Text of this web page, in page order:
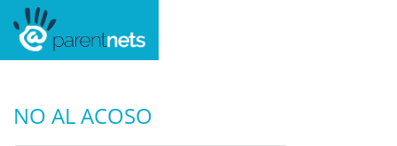
NO AL ACOSO